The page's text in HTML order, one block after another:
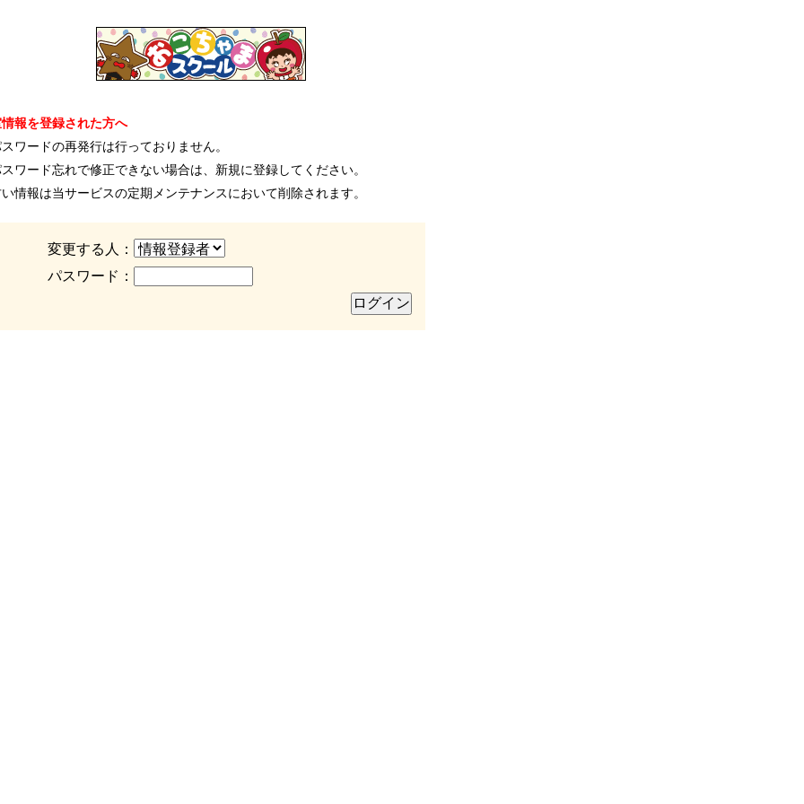
報を登録された方へ
スワードの再発行は行っておりません。
スワード忘れで修正できない場合は、新規に登録してください。
い情報は当サービスの定期メンテナンスにおいて削除されます。
変更する人：
パスワード：